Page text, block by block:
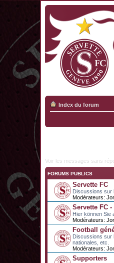
Index du forum
Voir les messages sans
FORUMS PUBLICS
Servette FC
Discussions sur
Modérateurs:
Servette FC
Hier können Sie
Modérateurs:
Football
Discussions sur
nationales, etc.
Modérateurs:
Supporters